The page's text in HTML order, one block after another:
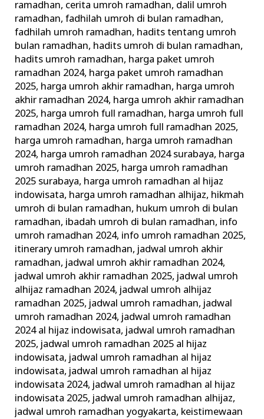
ramadhan, cerita umroh ramadhan, dalil umroh
ramadhan,fadhilah umroh di bulan ramadhan,
fadhilah umroh ramadhan, hadits tentang umroh
bulan ramadhan, hadits umroh di bulan ramadhan,
hadits umroh ramadhan, harga paket umroh
ramadhan 2024, harga paket umroh ramadhan
2025, harga umroh akhir ramadhan, harga umroh
akhir ramadhan 2024, harga umroh akhir ramadhan
2025, harga umroh full ramadhan, harga umroh full
ramadhan 2024, harga umroh full ramadhan 2025,
harga umroh ramadhan, harga umroh ramadhan
2024, harga umroh ramadhan 2024 surabaya, harga
umroh ramadhan 2025, harga umroh ramadhan
2025 surabaya, harga umroh ramadhan al hijaz
indowisata, harga umroh ramadhan alhijaz, hikmah
umroh di bulan ramadhan, hukum umroh di bulan
ramadhan, ibadah umroh di bulan ramadhan, info
umroh ramadhan 2024, info umroh ramadhan 2025,
itinerary umroh ramadhan, jadwal umroh akhir
ramadhan, jadwal umroh akhir ramadhan 2024,
jadwal umroh akhir ramadhan 2025, jadwal umroh
alhijaz ramadhan 2024, jadwal umroh alhijaz
ramadhan 2025, jadwal umroh ramadhan, jadwal
umroh ramadhan 2024, jadwal umroh ramadhan
2024 al hijaz indowisata, jadwal umroh ramadhan
2025, jadwal umroh ramadhan 2025 al hijaz
indowisata, jadwal umroh ramadhan al hijaz
indowisata, jadwal umroh ramadhan al hijaz
indowisata 2024, jadwal umroh ramadhan al hijaz
indowisata 2025, jadwal umroh ramadhan alhijaz,
jadwal umroh ramadhan yogyakarta, keistimewaan